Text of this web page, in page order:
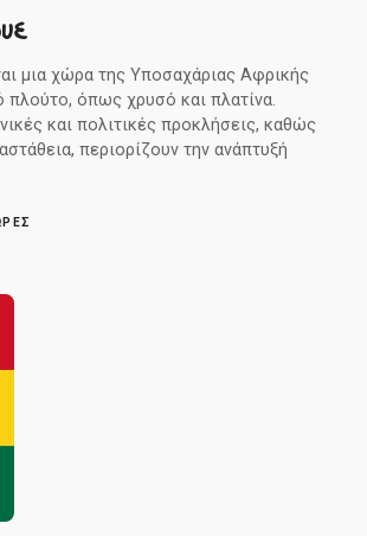
μια χώρα της Υποσαχάριας Αφρικής
πλούτο, όπως χρυσό και πλατίνα.
και πολιτικές προκλήσεις, καθώς
περιορίζουν την ανάπτυξή